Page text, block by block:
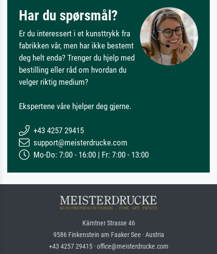
Har du spørsmål?
Er du interessert i et kunsttrykk fra
fabrikken vår, men har ikke bestemt
deg helt enda? Trenger du hjelp med
bestilling eller råd om hvordan du
velger riktig medium?
Ekspertene våre hjelper deg gjerne.
+43 4257 29415
support@meisterdrucke.com
Mo-Do: 7:00 - 16:00 | Fr: 7:00 - 13:00
Kärntner Strasse 46
9586 Finkenstein am Faaker See · Austria
+43 4257 29415 · office@meisterdrucke.com